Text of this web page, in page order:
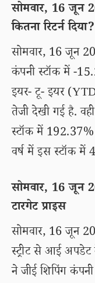
सोमवार, 16 जून
कितना रिटर्न दिया?
सोमवार, 16 जून
कंपनी स्टॉक में -
इयर- टू- इयर
तेजी देखी गई है.
स्टॉक में
वर्ष में इस स्टॉक में
सोमवार, 16 जून
टारगेट प्राइस
सोमवार, 16 जून
स्ट्रीट से आई
ने जीई शिपिंग